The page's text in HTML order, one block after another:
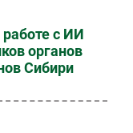
с ИИ
органов
Сибири